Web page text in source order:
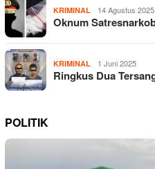
KRIMINAL 14 Agustus 2025
Oknum
KRIMINAL 1 Juni 2025
Ringkus Dua
POLITIK